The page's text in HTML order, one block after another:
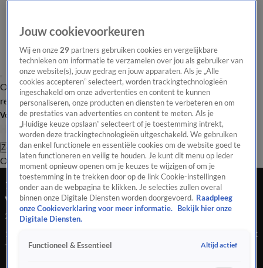
Overzicht Laatste nieuws Regionieuws Het beste van Hart
Tip de
redactie
Volg Hart van Nederland
Zoeken
OverzichtRegioUitzendingenWeerTip de redactiePanelVideo's
1 miljoen euro uitgeloofd voor gouden tip in
verdwijningszaak...
23 juni 2021, 22:50
1 miljoen euro uitgeloofd voor gouden tip in verdwijningszaak
Tanja Groen
Jouw cookievoorkeuren
Wij en onze29 partners gebruiken cookies en vergelijkbare
technieken om informatie te verzamelen over jou als gebruiker van
onze website(s), jouw gedrag en jouw apparaten. Als je „Alle
cookies accepteren” selecteert, worden trackingtechnologieën
ingeschakeld om onze advertenties en content te kunnen
personaliseren, onze producten en diensten te verbeteren en om
de prestaties van advertenties en content te meten. Als je
„Huidige keuze opslaan” selecteert of je toestemming intrekt,
worden deze trackingtechnologieën uitgeschakeld. We gebruiken
dan enkel functionele en essentiële cookies om de website goed te
laten functioneren en veilig te houden. Je kunt dit menu op ieder
moment opnieuw openen om je keuzes te wijzigen of om je
toestemming in te trekken door op de link Cookie-instellingen
onder aan de webpagina te klikken. Je selecties zullen overal
binnen onze Digitale Diensten worden doorgevoerd. Raadpleeg
onze Cookieverklaring voor meer informatie.
Bekijk hier onze
Digitale Diensten.
Functioneel & Essentieel Altijd actief